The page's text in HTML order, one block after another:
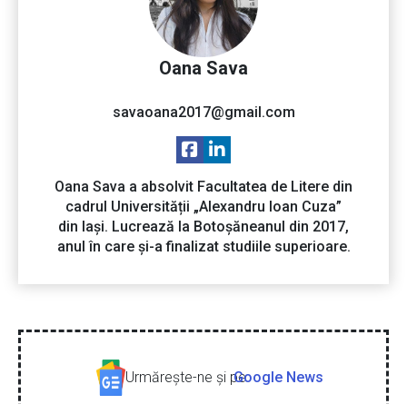
Oana Sava
savaoana2017@gmail.com
Oana Sava a absolvit Facultatea de Litere din
cadrul Universității „Alexandru Ioan Cuza”
din Iași. Lucrează la Botoșăneanul din 2017,
anul în care și-a finalizat studiile superioare.
Urmăreşte-ne şi peGoogle News